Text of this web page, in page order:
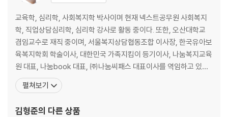
PART 03. 실제 면접(평정요소별)...노종태
CHAPTER 01. 공무원으로서의 정신자세 등
CHAPTER 02. 전문지식과 그 응용능력
CHAPTER 03. 의사발표의 정확성과 논리성
CHAPTER 04. 예의, 품행 및 성실성
CHAPTER 05. 창의력, 의지력 및 발전가능성
PART 04. 성공적인 면접을 위한 팁...노종태
교육학, 심리학, 사회복지학 박사이며 현재 넥스트공무원 사회복지
학, 직업상담심리학, 심리학 강사로 활동 중이다. 또한, 오산대학교
겸임교수로 재직 중이며, 서울복지상담협동조합 이사장, 한국유아보
육복지학회 학술이사, 대한민국 가족지킴이 등기이사, 나눔복지교육
원 대표, 나눔book 대표, ㈜나눔씨패스 대표이사를 역임하고 있다.
저서로는 『김형준 직업상담심리학개론 SEEPASS 이론+기출』, 『김
형준 직업상담심리학개론 영역&실전 문제집』, 『김형준 SEEPASS
펼쳐보기
김형준의 다른 상품